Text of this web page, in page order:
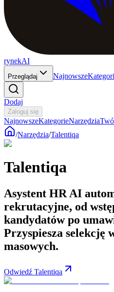
rynekAI
Przeglądaj Najnowsze
Dodaj
Zaloguj się
NajnowszeKategorieNarzędzia
/Narzędzia/Talentiqa
Talentiqa
Asystent HR AI
rekrutacyjne, od
kandydatów po
Przyspiesza selekcję
masowych.
Odwiedź Talentiqa